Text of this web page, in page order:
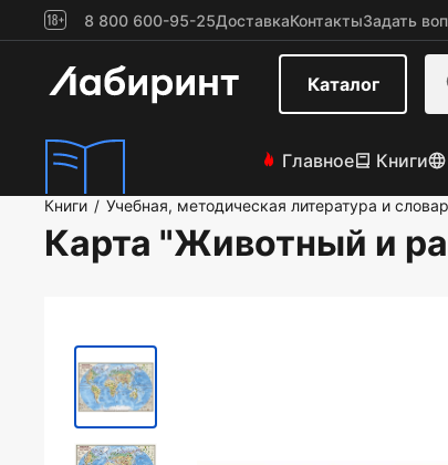
8 800 600-95-25ДоставкаКонтактыЗадать
Каталог
Главное Книги
Книги / Учебная, методическая литература и
Карта "Животный и